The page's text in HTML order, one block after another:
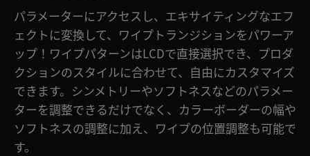
パラメーターにアクセスし、エキサイティングなエフ
ェクトに変換して、ワイプトランジションをパワーア
ップ！ワイプパターンはLCDで直接選択でき、プロダ
クションのスタイルに合わせて、自由にカスタマイズ
できます。シンメトリーやソフトネスなどのパラメー
ターを調整できるだけでなく、カラーボーダーの幅や
ソフトネスの調整に加え、ワイプの位置調整も可能で
す。